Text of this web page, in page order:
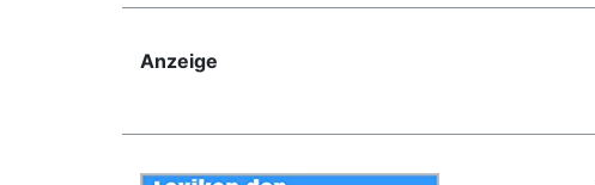
Anzeige